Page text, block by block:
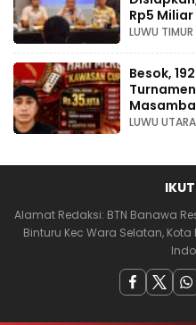
Rp5
Pengadilan
LUWU TIMUR
Besok,
Juta
LUWU UTARA
Alamat Redaksi: BTN Banawa
Binturu Kec Wara Selatan,